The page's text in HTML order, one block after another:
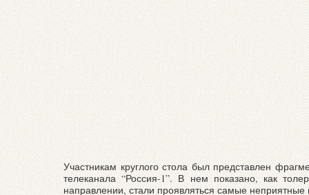
Участникам круглого стола был представлен
телеканала “Россия-1”. В нем показано, как
направлении, стали проявляться самые неприятные